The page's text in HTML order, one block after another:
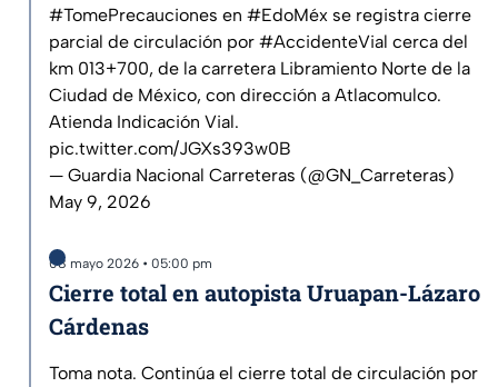
#TomePrecauciones en #EdoMéx se registra cierre
parcial de circulación por #AccidenteVial cerca del
km 013+700, de la carretera Libramiento Norte de la
Ciudad de México, con dirección a Atlacomulco.
Atienda Indicación Vial.
pic.twitter.com/JGXs393w0B
— Guardia Nacional Carreteras (@GN_Carreteras)
May 9, 2026
08 mayo 2026 • 05:00 pm
Cierre total en autopista Uruapan-Lázaro
Cárdenas
Toma nota. Continúa el cierre total de circulación por